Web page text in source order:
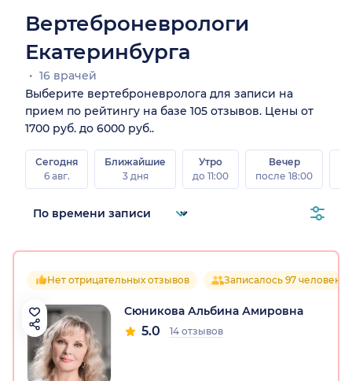
Вертеброневрологи
Екатеринбурга
16 врачей
Выберите вертеброневролога для записи на
прием по рейтингу на базе 105 отзывов. Цены от
1700 руб. до 6000 руб..
Сегодня
6 авг.
Ближайшие
3 дня
Утро
до 11:00
Вечер
после 18:00
Нет отрицательных отзывов Записалось 97 человек
Сюникова Альбина Амировна
5.0 14 отзывов